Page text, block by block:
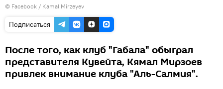
© Facebook / Kamal Mirzeyev
Подписаться
После того, как клуб "Габала" обыграл
представителя Кувейта, Кямал Мирзоев
привлек внимание клуба "Аль-Салмия".